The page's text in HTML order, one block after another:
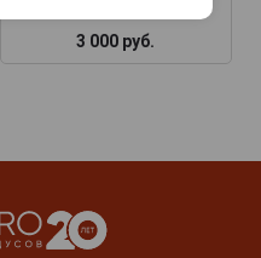
3 000 руб.